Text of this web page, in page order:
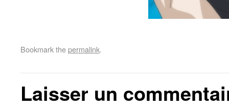
Bookmark thepermalink.
Laisser un